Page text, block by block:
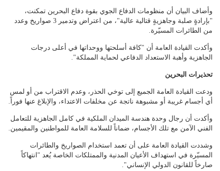
وأضاف البيان أن منظومات الدفاع الجوي بقوة دفاع البحرين تمكنت،
"بإرادةٍ صلبة وجاهزيةٍ قتالية عالية"، من اعتراض وتدمير 3 صواريخ وعدد
من الطائرات المسيّرة.
وأكدت القيادة العامة أن "كافة أسلحتها ووحداتها في أعلى درجات
الجاهزية وأهبة الاستعداد الدفاعي لحماية المملكة".
تحذيرات البحرين
ودعت القيادة العامة الجميع إلى توخي الحذر، وعدم الاقتراب من أو لمس
أي أجسام غريبة أو مشبوهة ناتجة عن مخلفات الاعتداء، والإبلاغ عنها فوراً.
وأكدت أن رجال وحدة هندسة الميدان الملكية في كامل الجاهزية للتعامل
الفني الآمن مع تلك الأجسام، ضماناً للسلامة العامة للمواطنين والمقيمين.
وشددت القيادة العامة على أن تعمد استخدام الصواريخ والطائرات
المسيّرة في استهداف الأعيان المدنية والممتلكات الخاصة يُعد "انتهاكاً
صارخاً للقانون الدولي الإنساني".